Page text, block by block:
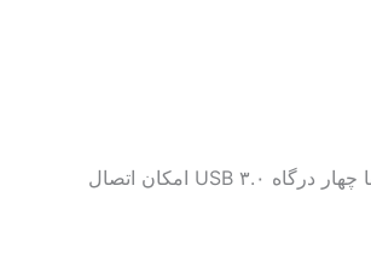
اگر به دنبال یک هاب چهار پورت میلر هستید که سرعت، کیفیت و طراحی حرفه‌ای را یکجا در اختیار شما قرار دهد، مدل ۹۳۰ بهترین انتخاب است. این هاب با چهار درگاه USB ۳.۰ امکان اتصال